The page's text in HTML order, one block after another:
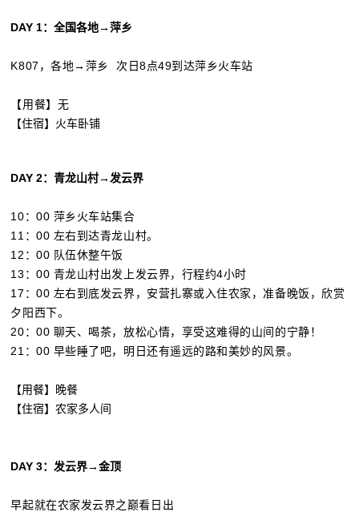
DAY 1：全国各地→萍乡
K807，各地→萍乡 次日8点49到达萍乡火车站
【用餐】无
【住宿】火车卧铺
DAY 2：青龙山村→发云界
10：00 萍乡火车站集合
11：00 左右到达青龙山村。
12：00 队伍休整午饭
13：00 青龙山村出发上发云界，行程约4小时
17：00 左右到底发云界，安营扎寨或入住农家，准备晚饭，欣赏
夕阳西下。
20：00 聊天、喝茶，放松心情，享受这难得的山间的宁静！
21：00 早些睡了吧，明日还有遥远的路和美妙的风景。
【用餐】晚餐
【住宿】农家多人间
DAY 3：发云界→金顶
早起就在农家发云界之巅看日出